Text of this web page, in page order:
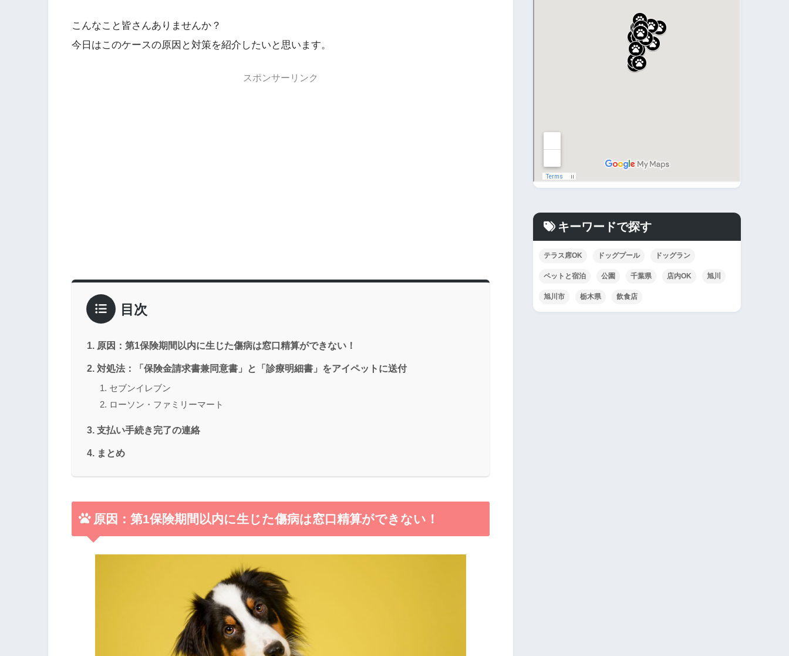
こんなこと皆さんありませんか？
今日はこのケースの原因と対策を紹介したいと思います。
スポンサーリンク
目次
原因：第1保険期間以内に生じた傷病は窓口精算ができない！
対処法：「保険金請求書兼同意書」と「診療明細書」をアイペットに送付
セブンイレブン
ローソン・ファミリーマート
支払い手続き完了の連絡
まとめ
原因：第1保険期間以内に生じた傷病は窓口精算ができない！
キーワードで探す
テラス席OK ドッグプール ドッグラン
ペットと宿泊 公園 千葉県 店内OK 旭川
旭川市 栃木県 飲食店